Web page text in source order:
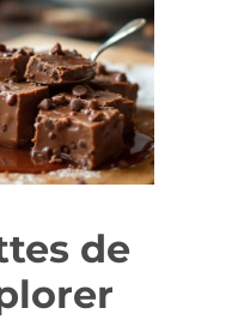
de